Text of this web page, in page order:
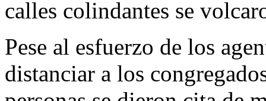
calles colindantes se
Pese al esfuerzo de los
distanciar a los